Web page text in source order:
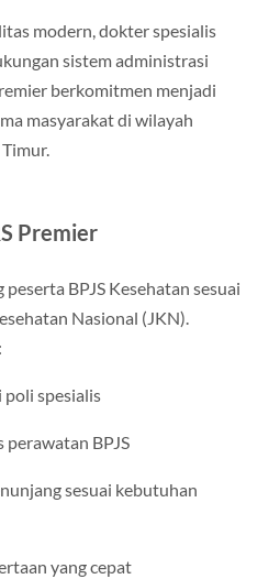
modern, dokter spesialis
sistem administrasi
berkomitmen menjadi
masyarakat di wilayah
Premier
BPJS Kesehatan sesuai
Nasional (JKN).
poli spesialis
perawatan BPJS
sesuai kebutuhan
yang cepat